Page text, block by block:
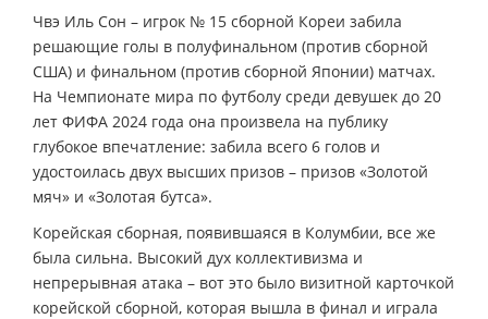
Чвэ Иль Сон – игрок № 15 сборной Кореи забила
решающие голы в полуфинальном (против сборной
США) и финальном (против сборной Японии) матчах.
На Чемпионате мира по футболу среди девушек до 20
лет ФИФА 2024 года она произвела на публику
глубокое впечатление: забила всего 6 голов и
удостоилась двух высших призов – призов «Золотой
мяч» и «Золотая бутса».
Корейская сборная, появившаяся в Колумбии, все же
была сильна. Высокий дух коллективизма и
непрерывная атака – вот это было визитной карточкой
корейской сборной, которая вышла в финал и играла